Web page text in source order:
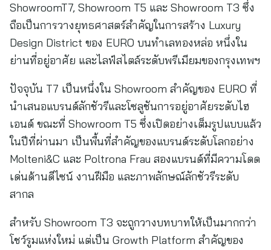
ShowroomT7, Showroom T5 และ Showroom T3 ซึ่ง
ถือเป็นการวางยุทธศาสตร์สำคัญในการสร้าง Luxury
Design District ของ EURO บนทำเลทองหล่อ หนึ่งใน
ย่านที่อยู่อาศัย และไลฟ์สไตล์ระดับพรีเมียมของกรุงเทพฯ
ปัจจุบัน T7 เป็นหนึ่งใน Showroom สำคัญของ EURO ที่
นำเสนอแบรนด์ลักชัวรีและโซลูชันการอยู่อาศัยระดับไฮ
เอนด์ ขณะที่ Showroom T5 ซึ่งเปิดอย่างเต็มรูปแบบแล้ว
ในปีที่ผ่านมา เป็นพื้นที่สำคัญของแบรนด์ระดับโลกอย่าง
Molteni&C และ Poltrona Frau สองแบรนด์ที่มีความโดด
เด่นด้านดีไซน์ งานฝีมือ และภาพลักษณ์ลักชัวรีระดับ
สากล
สำหรับ Showroom T3 จะถูกวางบทบาทให้เป็นมากกว่า
โชว์รูมแห่งใหม่ แต่เป็น Growth Platform สำคัญของ